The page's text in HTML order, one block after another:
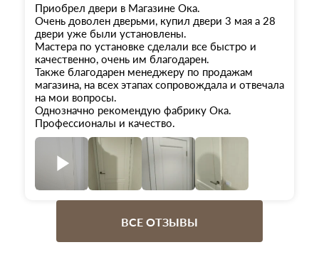
Приобрел двери в Магазине Ока.
Очень доволен дверьми, купил двери 3 мая а 28
двери уже были установлены.
Мастера по установке сделали все быстро и
качественно, очень им благодарен.
Также благодарен менеджеру по продажам
магазина, на всех этапах сопровождала и отвечала
на мои вопросы.
Однозначно рекомендую фабрику Ока.
Профессионалы и качество.
ВСЕ ОТЗЫВЫ